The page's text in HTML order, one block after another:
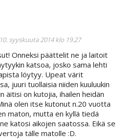
10. syyskuuta 2014 klo 19.27
Onneksi päättelit ne ja laitoit
katsoa, josko sama lehti
löytyy. Upeat värit
juuri tuollaisia niiden kuuluukin
äitisi on kutojia, ihailen heidän
olen itse kutonut n.20 vuotta
maton, mutta en kyllä tiedä
katosi aikojen saatossa. Eikä se
tälle matolle :D.